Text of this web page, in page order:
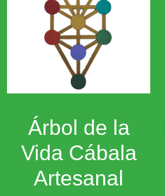
Árbol de la
Vida Cábala
Artesanal